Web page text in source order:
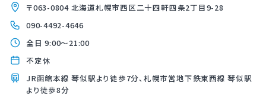
〒063-0804 北海道札幌市西区二十四軒四条2丁目9-28
090-4492-4646
全日 9:00〜21:00
不定休
JR函館本線 琴似駅より徒歩7分、札幌市営地下鉄東西線 琴似駅
より徒歩8分